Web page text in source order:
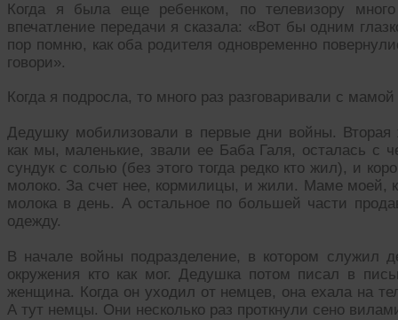
Когда я была еще ребенком, по телевизору
впечатление передачи я сказала: «Вот бы одним
пор помню, как оба родителя одновременно
говори».
Когда я подросла, то много раз разговаривали с
Дедушку мобилизовали в первые дни войны.
как мы, маленькие, звали ее Баба Галя, осталась с
сундук с солью (без этого тогда редко кто жил), и
молоко. За счет нее, кормилицы, и жили. Маме моей,
молока в день. А остальное по большей части
одежду.
В начале войны подразделение, в котором служил
окружения кто как мог. Дедушка потом писал в
женщина. Когда он уходил от немцев, она ехала на
А тут немцы. Они несколько раз проткнули сено